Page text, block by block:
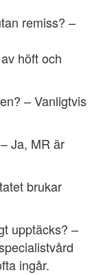
remiss? –
höft och
– Vanligtvis
Ja, MR är
brukar
upptäcks? –
ingår.